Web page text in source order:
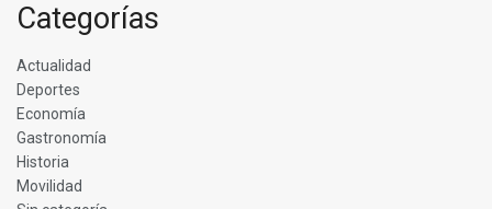
Categorías
Actualidad
Deportes
Economía
Gastronomía
Historia
Movilidad